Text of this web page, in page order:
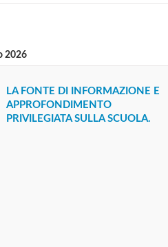
2026
LA FONTE DI INFORMAZIONE E
APPROFONDIMENTO
PRIVILEGIATA SULLA SCUOLA.